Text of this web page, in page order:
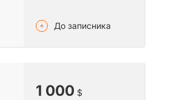
До записника
1 000 $